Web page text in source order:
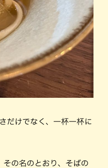
だけでなく、一杯一杯に
の名のとおり、そばの